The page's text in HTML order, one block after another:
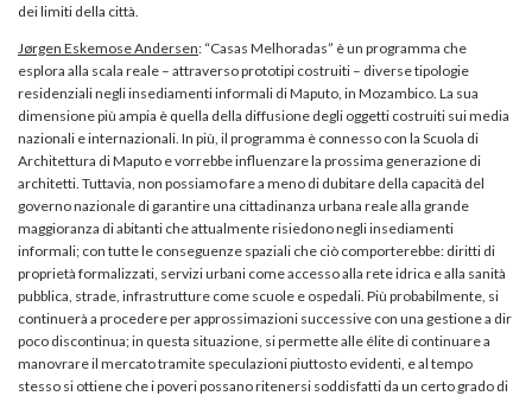
dei limiti della città.
Jørgen Eskemose Andersen: “Casas Melhoradas” è un programma che
esplora alla scala reale – attraverso prototipi costruiti – diverse tipologie
residenziali negli insediamenti informali di Maputo, in Mozambico. La sua
dimensione più ampia è quella della diffusione degli oggetti costruiti sui media
nazionali e internazionali. In più, il programma è connesso con la Scuola di
Architettura di Maputo e vorrebbe influenzare la prossima generazione di
architetti. Tuttavia, non possiamo fare a meno di dubitare della capacità del
governo nazionale di garantire una cittadinanza urbana reale alla grande
maggioranza di abitanti che attualmente risiedono negli insediamenti
informali; con tutte le conseguenze spaziali che ciò comporterebbe: diritti di
proprietà formalizzati, servizi urbani come accesso alla rete idrica e alla sanità
pubblica, strade, infrastrutture come scuole e ospedali. Più probabilmente, si
continuerà a procedere per approssimazioni successive con una gestione a dir
poco discontinua; in questa situazione, si permette alle élite di continuare a
manovrare il mercato tramite speculazioni piuttosto evidenti, e al tempo
stesso si ottiene che i poveri possano ritenersi soddisfatti da un certo grado di